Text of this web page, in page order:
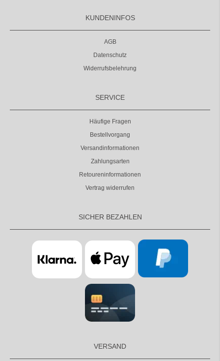
KUNDENINFOS
AGB
Datenschutz
Widerrufsbelehrung
SERVICE
Häufige Fragen
Bestellvorgang
Versandinformationen
Zahlungsarten
Retoureninformationen
Vertrag widerrufen
SICHER BEZAHLEN
VERSAND